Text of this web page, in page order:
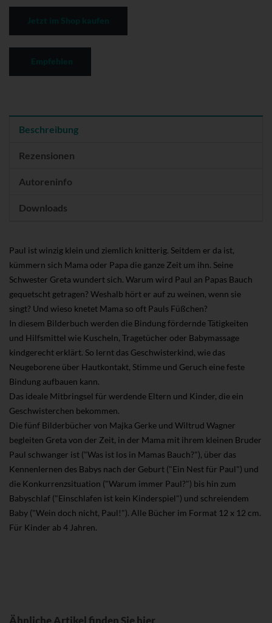
Beschreibung
Rezensionen
Autoreninfo
Downloads
Paul ist winzig klein und ziemlich knitterig. Seitdem er da ist,
kümmern sich Mama oder Papa die ganze Zeit um ihn. Seine
Schwester Greta wundert sich. Warum wird Paul an Papas Bauch
gequetscht getragen? Weshalb hört er auf zu weinen, wenn sie
singt? Und wieso knetet Mama so oft Pauls Füßchen?
In diesem Bilderbuch werden die Bindung fördernde Tätigkeiten
und Hilfsmittel wie Kuscheln, Tragetücher oder Babymassage
kindgerecht erklärt. So lernt das Geschwisterkind, wie das
Neugeborene über Hautkontakt, Stimme und Geruch eine feste
Bindung aufbauen kann.
Das ideale Mitbringsel für werdende Eltern und Kinder, die ein
Geschwisterchen bekommen.
Die fünf Bilderbücher von Majka Gerke und Wiltrud Wagner
begleiten Greta von der Zeit, in der Mama mit ihrem kleinen Bruder
Paul schwanger ist ("Was ist los in Mamas Bauch?"), über das
Kennenlernen des Babys nach der Geburt ("Ein Nest für Paul") und
die Konkurrenzsituation ("Warum immer Paul?") bis hin zum
Babyschlaf ("Einschlafen ist kein Kinderspiel") und schreiendem
Baby ("Wein doch nicht, Paul!"). Alle Bücher im Format 12 x 12 cm.
Für Kinder ab 4 Jahren.
Ähnliche Artikel finden Sie hier